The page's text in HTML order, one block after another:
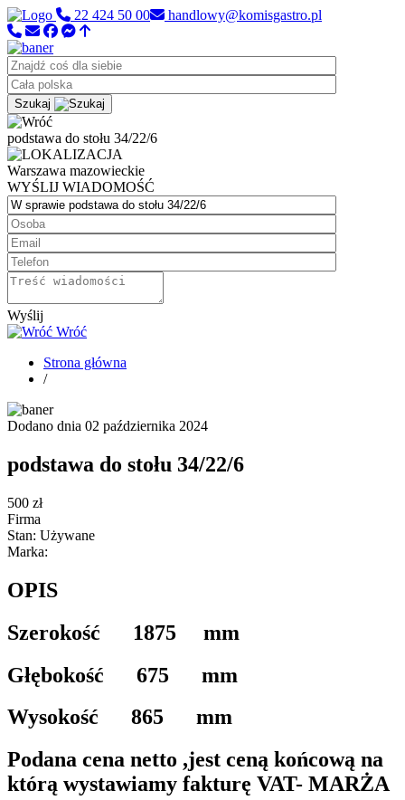
22 424 50 00 handlowy@komisgastro.pl
Szukaj
podstawa do stołu 34/22/6
Warszawa mazowieckie
WYŚLIJ WIADOMOŚĆ
Wyślij
Wróć
Strona główna
/
Dodano dnia 02 października 2024
podstawa do stołu 34/22/6
500 zł
Firma
Stan: Używane
Marka:
OPIS
Szerokość 1875 mm
Głębokość 675 mm
Wysokość 865 mm
Podana cena netto ,jest ceną końcową na
którą wystawiamy fakturę VAT- MARŻA